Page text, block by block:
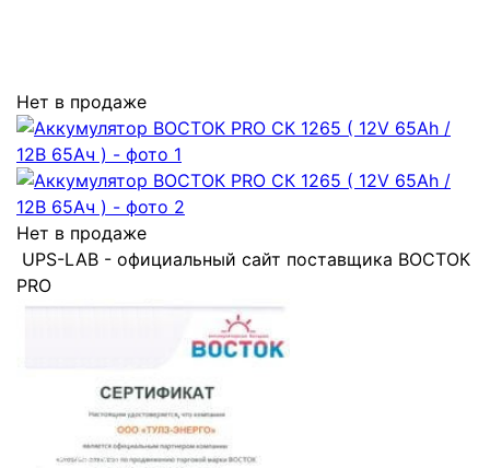
Нет в продаже
Нет в продаже
UPS-LAB - официальный сайт поставщика ВОСТОК
PRO